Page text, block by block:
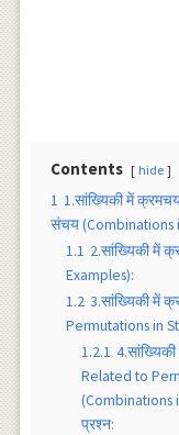
Contents hide
1 1.सांख्यिकी में
संचय (Combinations
1.1 2.सांख्यिकी में
Examples):
1.2 3.सांख्यिकी में
Permutations in
1.2.1
Related to
(Combinations
प्रश्न: